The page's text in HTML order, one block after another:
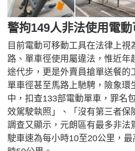
警拘149人非法使用電
目前電動可移動工具在法律上視
路、單車徑使用屬違法，惟近年
途代步，更是外賣員搶單送餐的
單車徑甚至馬路上馳騁，險象環
中，扣查133部電動單車，罪名
效駕駛執照」、「沒有第三者保
調查又顯示，元朗區有最多非法
駛車速為每小時10至20公里，